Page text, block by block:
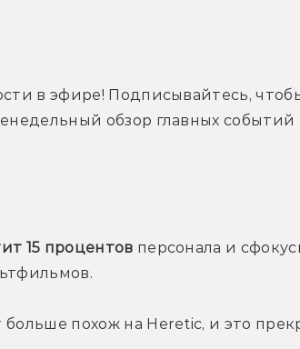
в эфире! Подписывайтесь,
обзор главных событий
15 процентов персонала и
больше похож на Heretic, и это